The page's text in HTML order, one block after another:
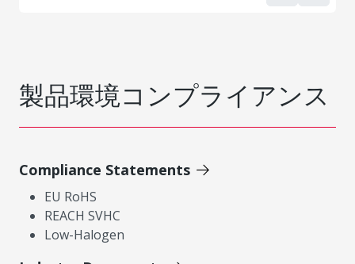
製品環境コンプライアンス
Compliance Statements
EU RoHS
REACH SVHC
Low-Halogen